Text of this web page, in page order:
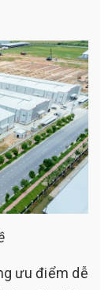
ưu điểm dễ